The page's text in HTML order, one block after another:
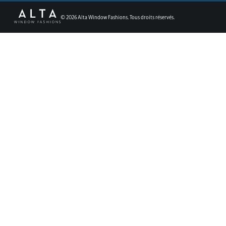
©2026Alta Window Fashions. Tous droits réservés.